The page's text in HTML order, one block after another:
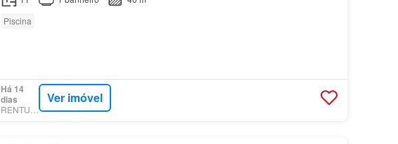
Piscina
Há 14
dias
RENTUMO
Ver imóvel